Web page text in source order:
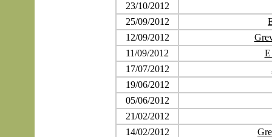
23/10/2012
25/09/2012
12/09/2012
11/09/2012
17/07/2012
19/06/2012
05/06/2012
21/02/2012
14/02/2012